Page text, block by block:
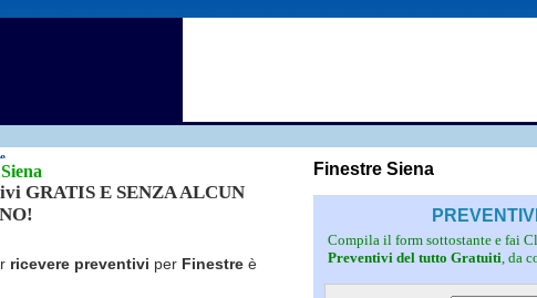
GRATIS E SENZA ALCUN
ricevere preventivi per Finestreè
Finestre Siena
Compila il form sottostante e fai
Preventivi del tutto Gratuiti, da